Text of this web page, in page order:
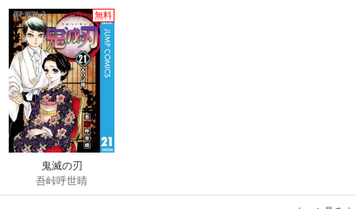
無料
鬼滅の刃
吾峠呼世晴